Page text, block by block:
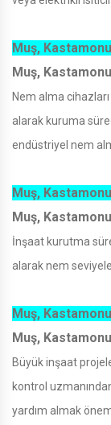
Muş,
Muş,
Nem alma
alarak kuruma
endüstriyel nem
Muş,
Muş,
İnşaat kurutma
alarak nem
Muş,
Muş,
Büyük inşaat
kontrol
yardım almak